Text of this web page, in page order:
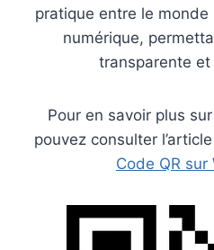
pratique entre le
numérique,
transparente
Pour en savoir plus
pouvez consulter
Code QR sur